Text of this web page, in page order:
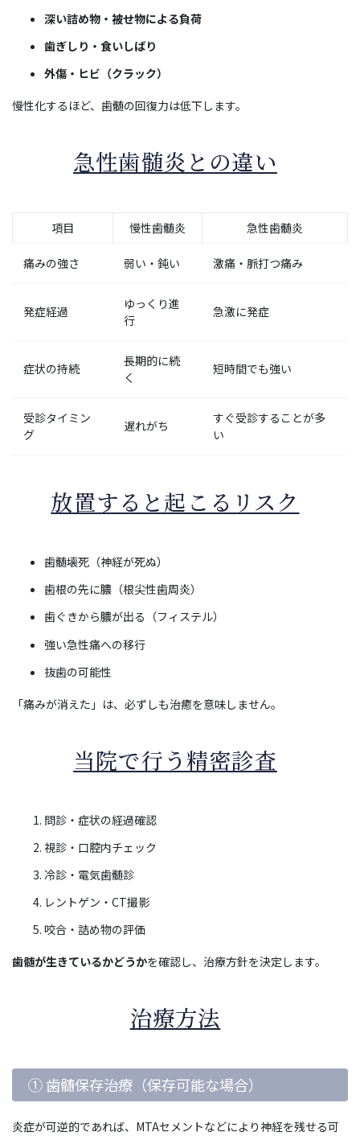
深い詰め物・被せ物による負荷
歯ぎしり・食いしばり
外傷・ヒビ（クラック）
慢性化するほど、歯髄の回復力は低下します。
急性歯髄炎との違い
項目 慢性歯髄炎 急性歯髄炎
痛みの強さ 弱い・鈍い 激痛・脈打つ痛み
発症経過
ゆっくり進
行
急激に発症
症状の持続
長期的に続
く
短時間でも強い
受診タイミン
グ
遅れがち
すぐ受診することが多
い
放置すると起こるリスク
歯髄壊死（神経が死ぬ）
歯根の先に膿（根尖性歯周炎）
歯ぐきから膿が出る（フィステル）
強い急性痛への移行
抜歯の可能性
「痛みが消えた」は、必ずしも治癒を意味しません。
当院で行う精密診査
問診・症状の経過確認
視診・口腔内チェック
冷診・電気歯髄診
レントゲン・CT撮影
咬合・詰め物の評価
歯髄が生きているかどうかを確認し、治療方針を決定します。
治療方法
① 歯髄保存治療（保存可能な場合）
炎症が可逆的であれば、MTAセメントなどにより神経を残せる可